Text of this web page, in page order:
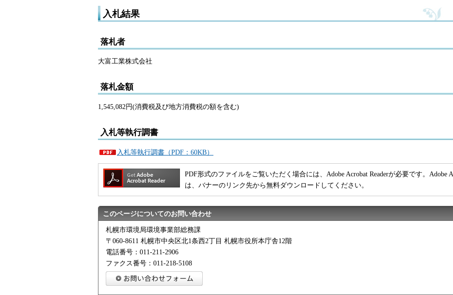
入札結果
落札者
大富工業株式会社
落札金額
1,545,082円(消費税及び地方消費税の額を含む)
入札等執行調書
入札等執行調書（PDF：60KB）
PDF形式のファイルをご覧いただく場合には、Adobe Acrobat Readerが必要です。Adobe
は、バナーのリンク先から無料ダウンロードしてください。
このページについてのお問い合わせ
札幌市環境局環境事業部総務課
〒060-8611 札幌市中央区北1条西2丁目 札幌市役所本庁舎12階
電話番号：011-211-2906
ファクス番号：011-218-5108